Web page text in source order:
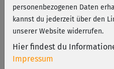
36 kcal
Christine Richter
personenbezogenen Daten
kannst du jederzeit über den
unserer Website widerrufen.
Hier findest du
Impressum